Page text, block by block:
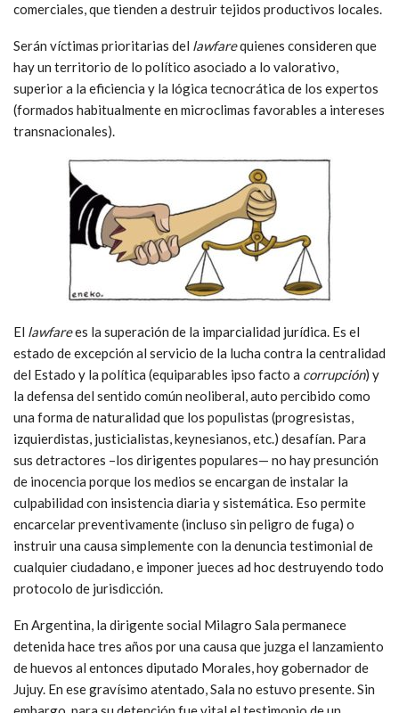
comerciales, que tienden a destruir tejidos productivos locales.
Serán víctimas prioritarias del lawfarequienes consideren que
hay un territorio de lo político asociado a lo valorativo,
superior a la eficiencia y la lógica tecnocrática de los expertos
(formados habitualmente en microclimas favorables a intereses
transnacionales).
El lawfarees la superación de la imparcialidad jurídica. Es el
estado de excepción al servicio de la lucha contra la centralidad
del Estado y la política (equiparables ipso facto a corrupción) y
la defensa del sentido común neoliberal, auto percibido como
una forma de naturalidad que los populistas (progresistas,
izquierdistas, justicialistas, keynesianos, etc.) desafían. Para
sus detractores –los dirigentes populares— no hay presunción
de inocencia porque los medios se encargan de instalar la
culpabilidad con insistencia diaria y sistemática. Eso permite
encarcelar preventivamente (incluso sin peligro de fuga) o
instruir una causa simplemente con la denuncia testimonial de
cualquier ciudadano, e imponer jueces ad hoc destruyendo todo
protocolo de jurisdicción.
En Argentina, la dirigente social Milagro Sala permanece
detenida hace tres años por una causa que juzga el lanzamiento
de huevos al entonces diputado Morales, hoy gobernador de
Jujuy. En ese gravísimo atentado, Sala no estuvo presente. Sin